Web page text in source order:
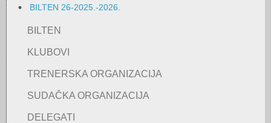
BILTEN 26-2025.-2026.
BILTEN
KLUBOVI
TRENERSKA ORGANIZACIJA
SUDAČKA ORGANIZACIJA
DELEGATI